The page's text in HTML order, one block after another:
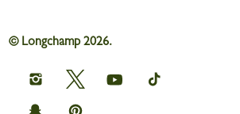
© Longchamp 2026.
Facebook
Longchamp
on
Instagram
Longchamp
on
Twitter
Longchamp
on
Longchamp
on
LongchampLongchamp